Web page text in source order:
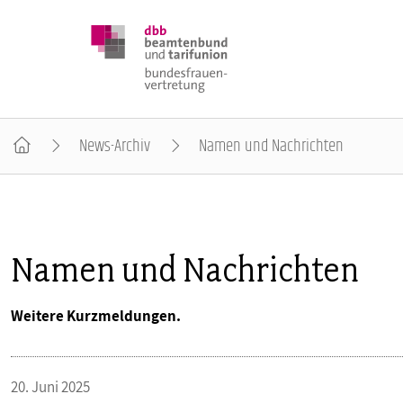
BUNDESTAGSWAHL 2025
POSITIONEN
SCHWERPUNKTTHEMEN
News-Archiv Namen und Nachrichten
Namen und Nachrichten
Weitere Kurzmeldungen.
20. Juni 2025